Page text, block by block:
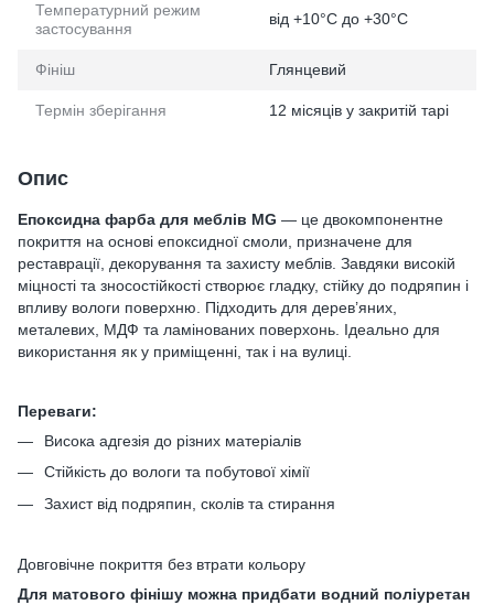
Температурний режим
застосування
від +10°C до +30°C
Фініш Глянцевий
Термін зберігання 12 місяців у закритій тарі
Опис
Епоксидна фарба для меблів MG — це двокомпонентне
покриття на основі епоксидної смоли, призначене для
реставрації, декорування та захисту меблів. Завдяки високій
міцності та зносостійкості створює гладку, стійку до подряпин і
впливу вологи поверхню. Підходить для дерев’яних,
металевих, МДФ та ламінованих поверхонь. Ідеально для
використання як у приміщенні, так і на вулиці.
Переваги:
Висока адгезія до різних матеріалів
Стійкість до вологи та побутової хімії
Захист від подряпин, сколів та стирання
Довговічне покриття без втрати кольору
Для матового фінішу можна придбати водний поліуретан